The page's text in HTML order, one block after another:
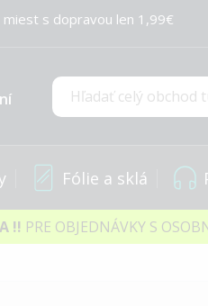
s dopravou len 1,99€
Hľadať
Fólie a sklá
!! PRE OBJEDNÁVKY S